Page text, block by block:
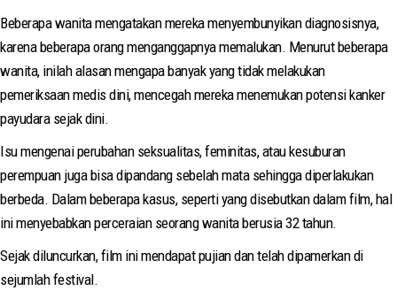
Beberapa wanita mengatakan mereka menyembunyikan diagnosisnya,
karena beberapa orang menganggapnya memalukan. Menurut beberapa
wanita, inilah alasan mengapa banyak yang tidak melakukan
pemeriksaan medis dini, mencegah mereka menemukan potensi kanker
payudara sejak dini.
Isu mengenai perubahan seksualitas, feminitas, atau kesuburan
perempuan juga bisa dipandang sebelah mata sehingga diperlakukan
berbeda. Dalam beberapa kasus, seperti yang disebutkan dalam film, hal
ini menyebabkan perceraian seorang wanita berusia 32 tahun.
Sejak diluncurkan, film ini mendapat pujian dan telah dipamerkan di
sejumlah festival.